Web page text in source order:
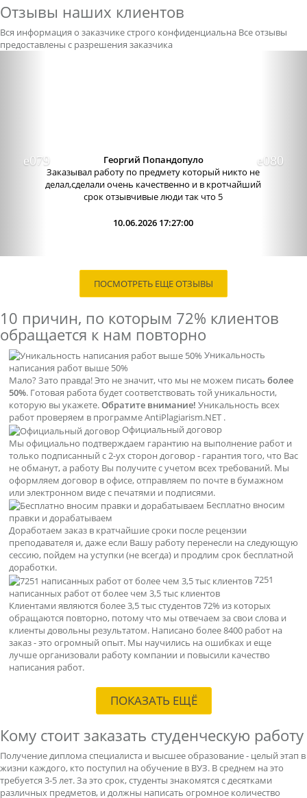
Отзывы наших клиентов
Вся информация о заказчике строго конфиденциальна Все отзывы
предоставлены с разрешения заказчика
Отличный сервис, очень приятные
администраторы. Связь очень хорошо налажена,
поэтому можно узнавать новости о написании
работы. Сама...
09.06.2026 13:15:00
ПОСМОТРЕТЬ ЕЩЕ ОТЗЫВЫ
10 причин, по которым 72% клиентов
обращается к нам повторно
Уникальность
написания работ выше 50%
Мало? Зато правда! Это не значит, что мы не можем писать более
50%. Готовая работа будет соответствовать той уникальности,
которую вы укажете.Обратите внимание! Уникальность всех
работ проверяем в программе AntiPlagiarism.NET .
Официальный договор
Мы официально подтверждаем гарантию на выполнение работ и
только подписанный с 2-ух сторон договор - гарантия того, что Вас
не обманут, а работу Вы получите с учетом всех требований. Мы
оформляем договор в офисе, отправляем по почте в бумажном
или электронном виде с печатями и подписями.
Бесплатно вносим
правки и дорабатываем
Доработаем заказ в кратчайшие сроки после рецензии
преподавателя и, даже если Вашу работу перенесли на следующую
сессию, пойдем на уступки (не всегда) и продлим срок бесплатной
доработки.
7251
написанных работ от более чем 3,5 тыс клиентов
Клиентами являются более 3,5 тыс студентов 72% из которых
обращаются повторно, потому что мы отвечаем за свои слова и
клиенты довольны результатом. Написано более 8400 работ на
заказ - это огромный опыт. Мы научились на ошибках и еще
лучше организовали работу компании и повысили качество
написания работ.
ПОКАЗАТЬ ЕЩЁ
Кому стоит заказать студенческую работу
Получение диплома специалиста и высшее образование - целый этап в
жизни каждого, кто поступил на обучение в ВУЗ. В среднем на это
требуется 3-5 лет. За это срок, студенты знакомятся с десятками
различных предметов, и должны написать огромное количество